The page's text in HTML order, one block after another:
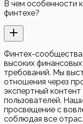
В чем особенности
финтехе?
Финтех-
высоких
требований. Мы
отношения через
экспертный
пользователей.
просвещение с
соблюдая все